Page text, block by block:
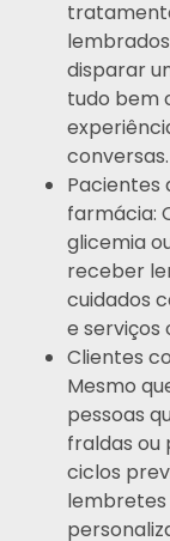
disparar
tudo bem
conversas.
Pacientes
farmácia:
glicemia
receber
cuidados
e serviços
Clientes
Mesmo
pessoas
fraldas ou
ciclos